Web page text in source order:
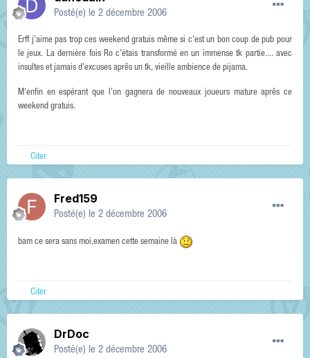
Posté(e) le 2 décembre 2006
Erff j'aime pas trop ces weekend gratuis même si c'est un bon coup de pub pour
le jeux. La dernière fois Ro c'étais transformé en un immense tk partie.... avec
insultes et jamais d'excuses aprês un tk, vieille ambience de pijama.
M'enfin en espérant que l'on gagnera de nouveaux joueurs mature aprês ce
weekend gratuis.
Citer
Fred159
Posté(e) le 2 décembre 2006
bam ce sera sans moi,examen cette semaine là
Citer
DrDoc
Posté(e) le 2 décembre 2006